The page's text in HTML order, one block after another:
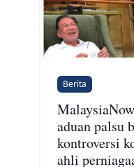
Berita
aduan palsu
kontroversi
ahli